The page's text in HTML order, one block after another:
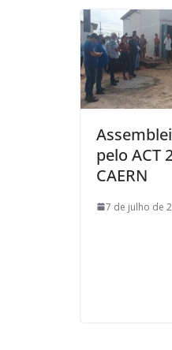
pelo ACT
CAERN
7 de julho de